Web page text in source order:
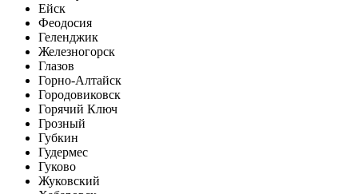
Ейск
Феодосия
Геленджик
Железногорск
Глазов
Горно-Алтайск
Городовиковск
Горячий Ключ
Грозный
Губкин
Гудермес
Гуково
Жуковский